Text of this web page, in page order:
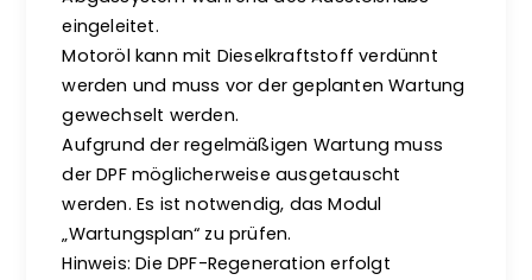
eingeleitet.
Motoröl kann mit Dieselkraftstoff verdünnt
werden und muss vor der geplanten Wartung
gewechselt werden.
Aufgrund der regelmäßigen Wartung muss
der DPF möglicherweise ausgetauscht
werden. Es ist notwendig, das Modul
„Wartungsplan“ zu prüfen.
Hinweis: Die DPF-Regeneration erfolgt